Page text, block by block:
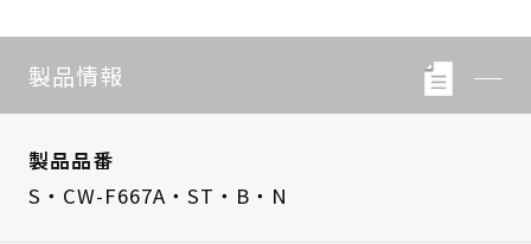
製品情報
製品品番
S・CW-F667A・ST・B・N